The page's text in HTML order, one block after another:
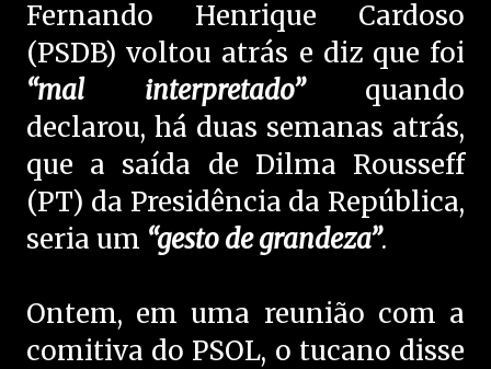
Fernando Henrique Cardoso
(PSDB) voltou atrás e diz que foi
“mal interpretado”quando
declarou, há duas semanas atrás,
que a saída de Dilma Rousseff
(PT) da Presidência da República,
seria um “gesto de grandeza”.
Ontem, em uma reunião com a
comitiva do PSOL, o tucano disse